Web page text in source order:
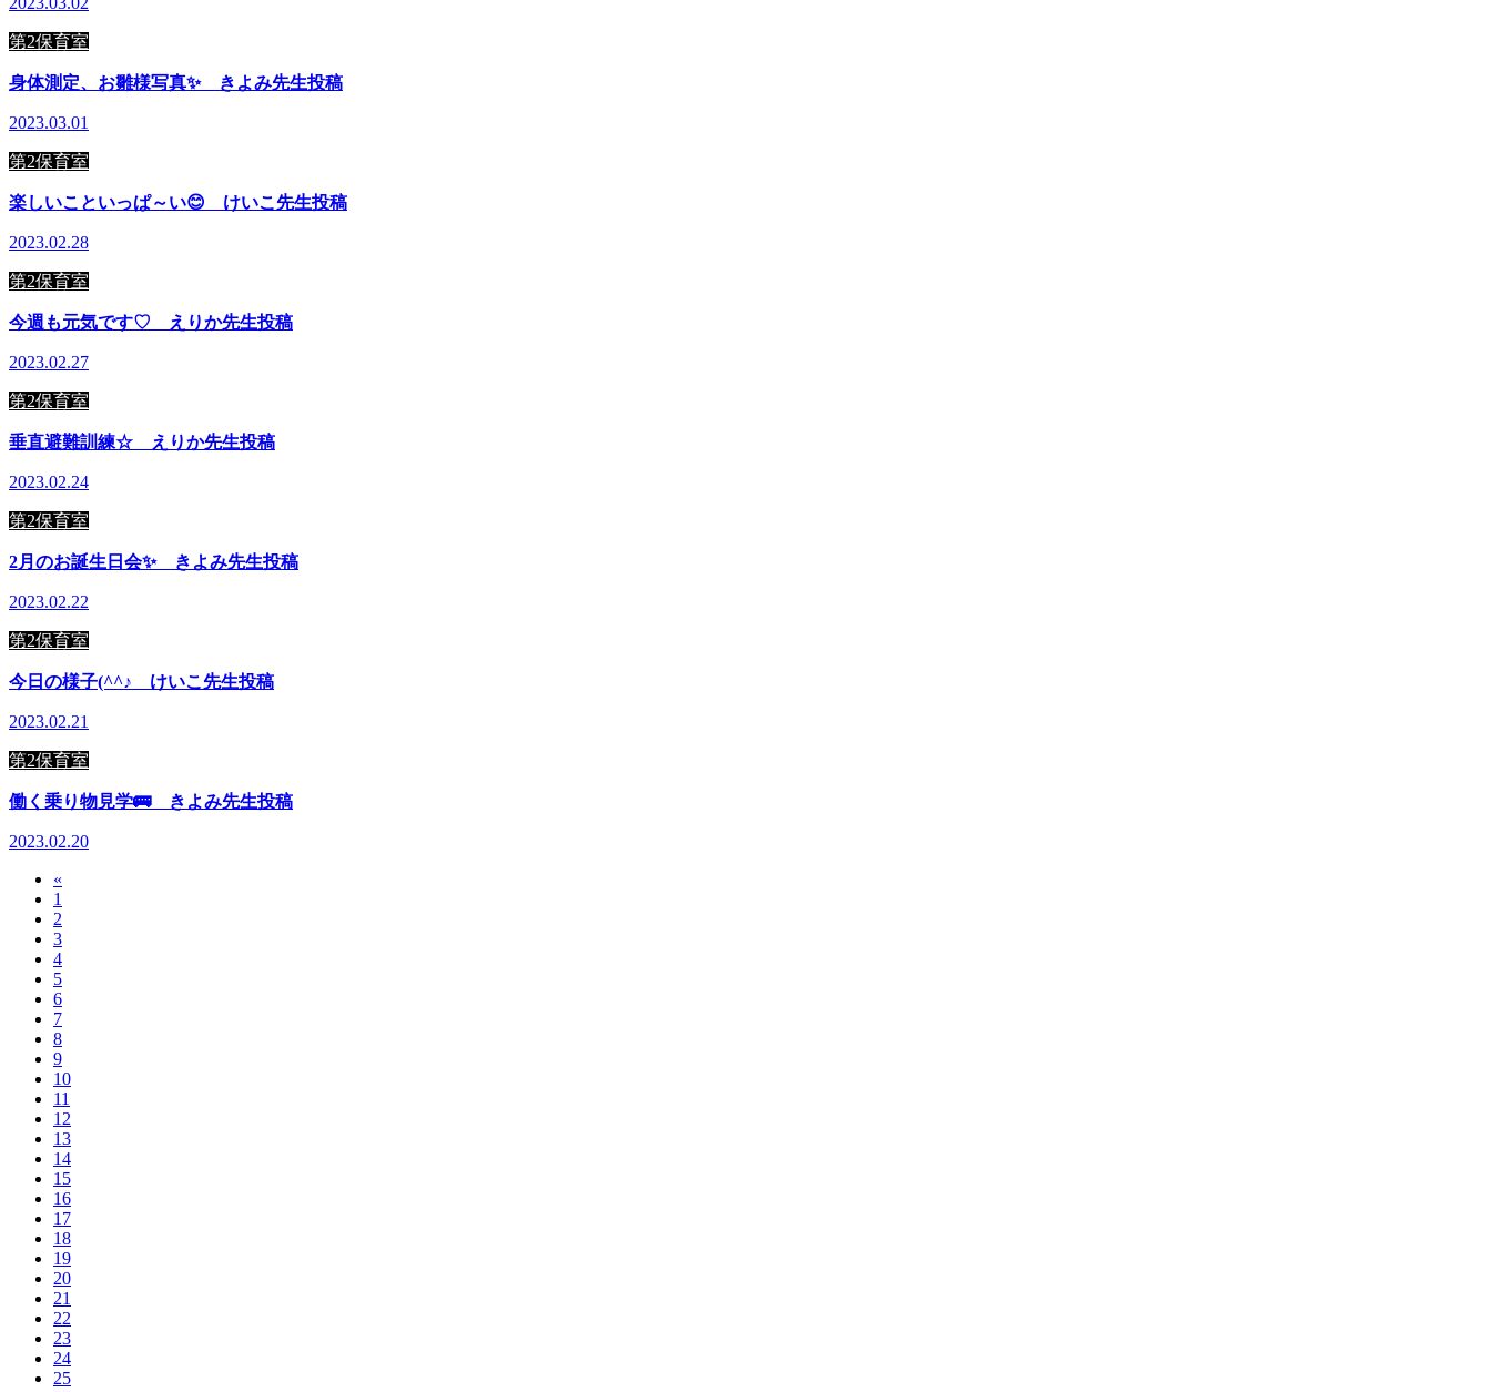
第2保育室
身体測定、お雛様写真✨ きよみ先生投稿
2023.03.01
第2保育室
楽しいこといっぱ～い😊 けいこ先生投稿
2023.02.28
第2保育室
今週も元気です♡ えりか先生投稿
2023.02.27
第2保育室
垂直避難訓練☆ えりか先生投稿
2023.02.24
第2保育室
2月のお誕生日会✨ きよみ先生投稿
2023.02.22
第2保育室
今日の様子(^^♪ けいこ先生投稿
2023.02.21
第2保育室
働く乗り物見学🚌 きよみ先生投稿
2023.02.20
«
1
2
3
4
5
6
7
8
9
10
11
12
13
14
15
16
17
18
19
20
21
22
23
24
25